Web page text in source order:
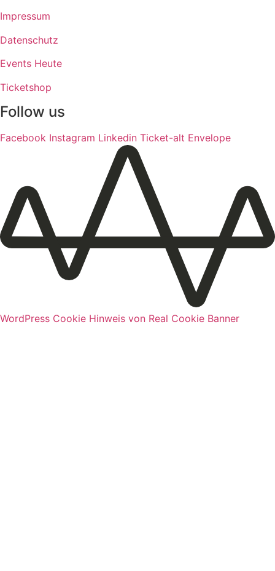
Impressum
Datenschutz
Events Heute
Ticketshop
Follow us
Facebook Instagram Linkedin Ticket-alt Envelope
WordPress Cookie Hinweis von Real Cookie Banner